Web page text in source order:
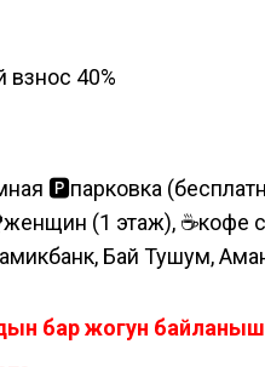
взнос 40%
🅿парковка
(1 этаж), ☕кофе
Бай Тушум,
бар жогун